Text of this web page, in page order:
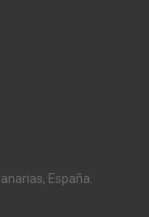
España.